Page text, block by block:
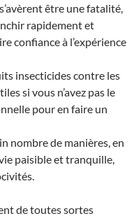
être une fatalité,
rapidement et
confiance à l’expérience
insecticides contre les
si vous n’avez pas le
pour en faire un
nombre de manières, en
paisible et tranquille,
de toutes sortes